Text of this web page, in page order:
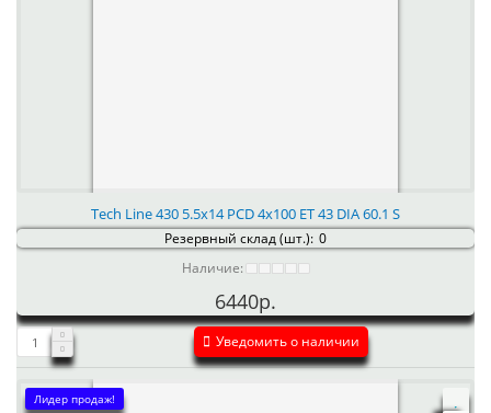
Tech Line 430 5.5x14 PCD 4x100 ET 43 DIA 60.1 S
Резервный склад (шт.): 0
Наличие:
6440р.
Уведомить о наличии
Лидер продаж!